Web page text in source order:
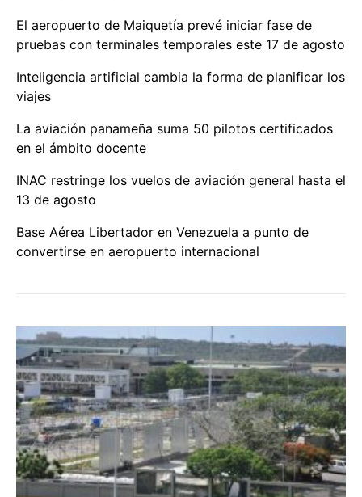
El aeropuerto de Maiquetía prevé iniciar fase de
pruebas con terminales temporales este 17 de agosto
Inteligencia artificial cambia la forma de planificar los
viajes
La aviación panameña suma 50 pilotos certificados
en el ámbito docente
INAC restringe los vuelos de aviación general hasta el
13 de agosto
Base Aérea Libertador en Venezuela a punto de
convertirse en aeropuerto internacional